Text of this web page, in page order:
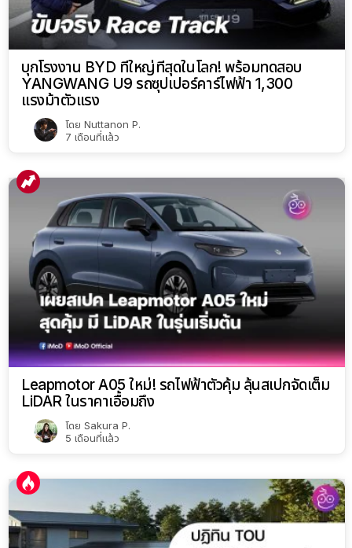
บุกโรงงาน BYD ที่ใหญ่ที่สุดในโลก! พร้อมทดสอบ
YANGWANG U9 รถซุปเปอร์คาร์ไฟฟ้า 1,300
แรงม้าตัวแรง
โดย Nuttanon P.
7 เดือนที่แล้ว
Leapmotor A05 ใหม่! รถไฟฟ้าตัวคุ้ม ลุ้นสเปกจัดเต็ม
LiDAR ในราคาเอื้อมถึง
โดย Sakura P.
5 เดือนที่แล้ว